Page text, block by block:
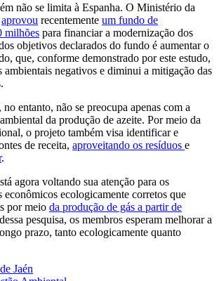
não se limita à Espanha. O Ministério da
aprovou recentemente um fundo de
milhões para financiar a modernização dos
objetivos declarados do fundo é aumentar o
que, conforme demonstrado por este estudo,
ambientais negativos e diminui a mitigação das
entanto, não se preocupa apenas com a
da produção de azeite. Por meio da
o projeto também visa identificar e
de receita, aproveitando os resíduos e
.
agora voltando sua atenção para os
econômicos ecologicamente corretos que
por meio da produção de gás a partir de
pesquisa, os membros esperam melhorar a
prazo, tanto ecologicamente quanto
Jaén